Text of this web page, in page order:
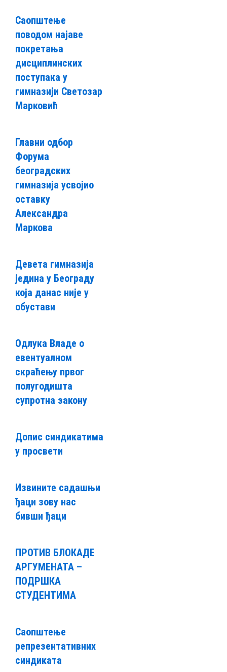
Саопштење
поводом најаве
покретања
дисциплинских
поступака у
гимназији Светозар
Марковић
Главни одбор
Форума
београдских
гимназија усвојио
оставку
Александра
Марковa
Девета гимназија
једина у Београду
која данас није у
обустави
Одлука Владе о
евентуалном
скраћењу првог
полугодишта
супротна закону
Допис синдикатима
у просвети
Извините садашњи
ђаци зову нас
бивши ђаци
ПРОТИВ БЛОКАДЕ
АРГУМЕНАТА –
ПОДРШКА
СТУДЕНТИМА
Саопштење
репрезентативних
синдиката